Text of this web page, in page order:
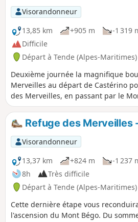
Visorandonneur
13,85 km
+905 m -1 319
Difficile
Départ à Tende (Alpes-Maritimes)
Deuxième journée la magnifique
Merveilles au départ de Castérino
des Merveilles, en passant par le
Valmasque. Point culminant de la
Mont Bégo. Découvrez un panorama
souffle, de l'Italie et du Mont de
Méditerranée.
Refuge des Merveilles
Visorandonneur
13,37 km
+824 m
-1 237
8h
Très difficile
Départ à Tende (Alpes-Maritimes)
Cette dernière étape vous
l'ascension du Mont Bégo. Du